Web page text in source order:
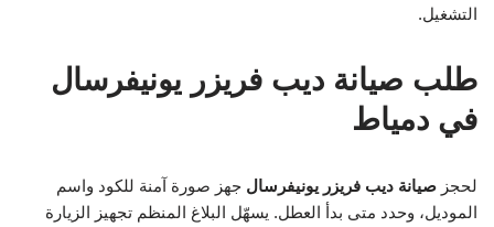
التشغيل.
طلب صيانة ديب فريزر يونيفرسال
في دمياط
لحجز صيانة ديب فريزر يونيفرسال جهز صورة آمنة للكود واسم
الموديل، وحدد متى بدأ العطل. يسهّل البلاغ المنظم تجهيز الزيارة